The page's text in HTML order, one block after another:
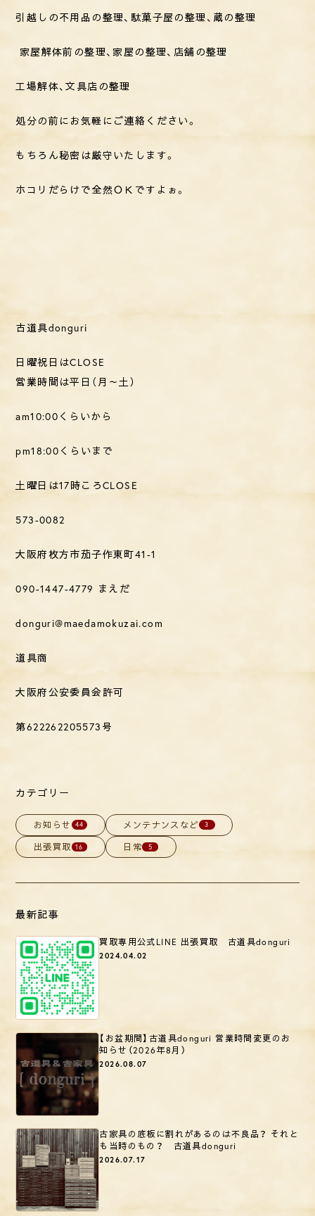
引越しの不用品の整理、 駄菓子屋の整理、 蔵の整理
家屋解体前の整理、 家屋の整理、 店舗の整理
工場解体、文具店の整理
処分の前にお気軽にご連絡ください。
もちろん秘密は厳守いたします。
ホコリだらけで全然ＯＫですよぉ。
古道具donguri
日曜祝日はCLOSE
営業時間は平日（月～土）
am10:00 くらいから
pm18:00 くらいまで
土曜日は17時ころCLOSE
573-0082
大阪府枚方市茄子作東町41-1
090-1447-4779 まえだ
donguri@maedamokuzai.com
道具商
大阪府公安委員会許可
第622262205573 号
カテゴリー
お知らせ 44 メンテナンスなど 3
出張買取 16 日常 5
最新記事
買取専用公式LINE 出張買取 古道具donguri
2024.04.02
【お盆期間】古道具donguri 営業時間変更のお
知らせ（2026年8月）
2026.08.07
古家具の底板に割れがあるのは不良品？ それと
も当時のもの？ 古道具donguri
2026.07.17